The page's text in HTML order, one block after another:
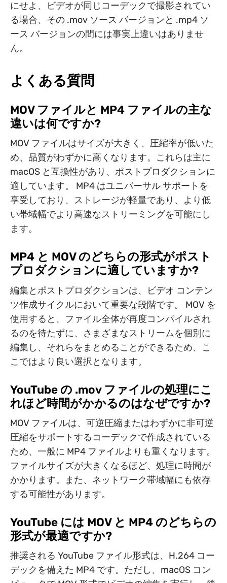
にせよ、ビデオが同じコーデックで撮影されてい
る場合、その .mov ソース バージョンと .mp4 ソ
ース バージョンの間には事実上違いはありませ
ん。
よくある質問
MOV ファイルと MP4 ファイルの主な
違いは何ですか?
MOV ファイルはサイズが大きく、圧縮率が低いた
め、品質がわずかに高くなります。これらは主に
macOS と互換性があり、ポストプロダクションに
適しています。 MP4 はユニバーサル サポートを
享受しており、ストレージが軽量であり、より低
い帯域幅でより高速なストリーミングを可能にし
ます。
MP4 と MOV のどちらの形式がポスト
プロダクションに適していますか?
編集とポストプロダクションは、ビデオ コンテン
ツ作成サイクルにおいて重要な段階です。 MOV を
使用すると、ファイル全体が再度コンパイルされ
るのを待たずに、さまざまなストリームを個別に
編集し、それらをまとめることができるため、こ
こではより良い選択となります。
YouTube の .mov ファイルの処理にこ
れほど時間がかかるのはなぜですか?
MOV ファイルは、可逆圧縮またはわずかに非可逆
圧縮をサポートするコーデックで作成されている
ため、一般に MP4 ファイルよりも重くなります。
ファイルサイズが大きくなるほど、処理に時間が
かかります。また、ネットワーク帯域幅にも依存
する可能性があります。
YouTube には MOV と MP4 のどちらの
形式が最適ですか?
推奨される YouTube ファイル形式は、H.264 コー
デックを備えた MP4 です。ただし、macOS コン